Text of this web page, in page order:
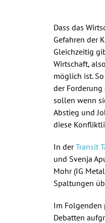
Dass das
Gefahren der
Gleichzeitig
Wirtschaft,
möglich ist.
der
sollen wenn
Abstieg und
diese
In derTransit
und Svenja
Mohr (IG
Spaltungen
Im Folgenden
Debatten